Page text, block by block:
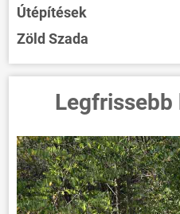
Útépítések
Zöld Szada
Legfrissebb